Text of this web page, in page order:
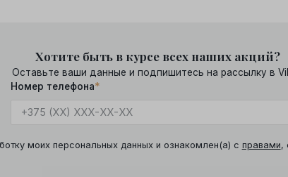
Хотите быть в курсе всех наших акций?
Оставьте ваши данные и подпишитесь на рассылку в
Номер телефона*
моих персональных данных и ознакомлен(а) с правами,